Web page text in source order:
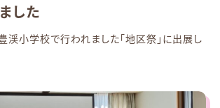
した
渓小学校で行われました「地区祭」に出展し